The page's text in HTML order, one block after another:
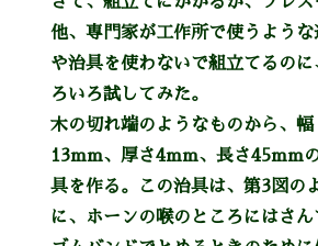
他、専門家が工作所で使うような
や治具を使わないで組立てるのに
ろいろ試してみた。
木の切れ端のようなものから、幅
13mm、厚さ4mm、長さ45mm
具を作る。この治具は、第3図の
に、ホーンの喉のところにはさん